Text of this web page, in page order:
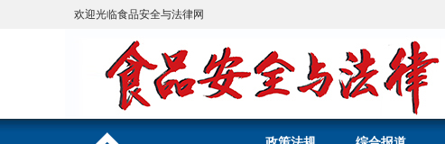
欢迎光临食品安全与法律网